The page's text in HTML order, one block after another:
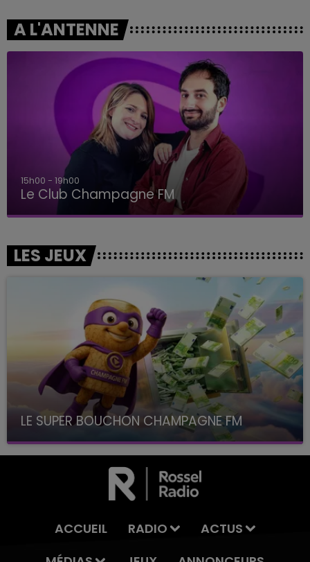
A L'ANTENNE
15h00 - 19h00
Le Club Champagne FM
LES JEUX
LE SUPER BOUCHON CHAMPAGNE FM
avec La Famille Champagne FM, à 8H10
ACCUEIL RADIO
ACTUS